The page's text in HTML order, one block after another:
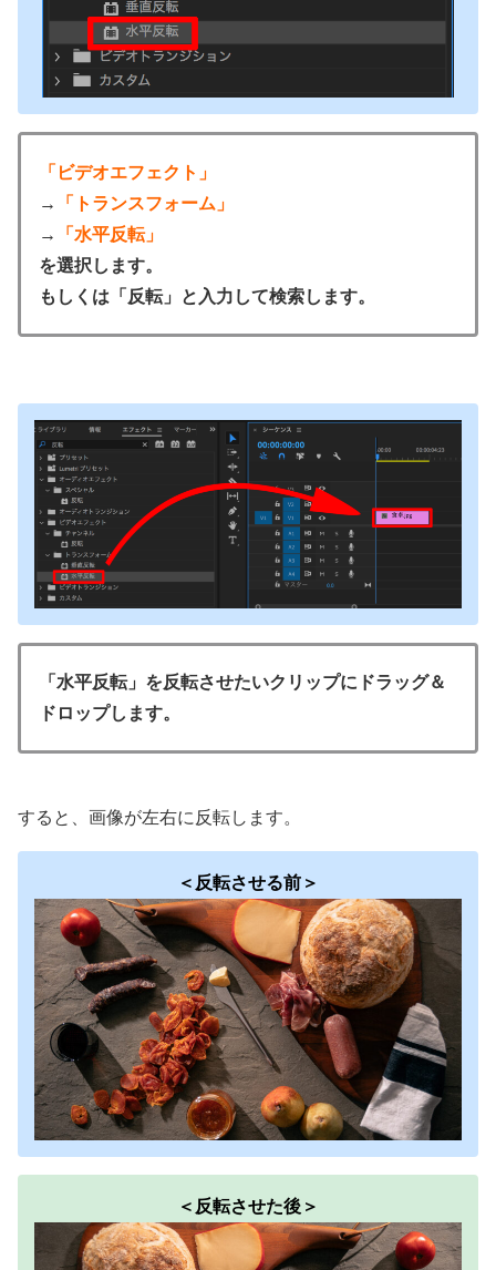
「ビデオエフェクト」
→
「トランスフォーム」
→
「水平反転」
を選択します。
もしくは「反転」と入力して検索します。
「水平反転」を反転させたいクリップにドラッグ＆
ドロップします。
すると、画像が左右に反転します。
＜反転させる前＞
＜反転させた後＞